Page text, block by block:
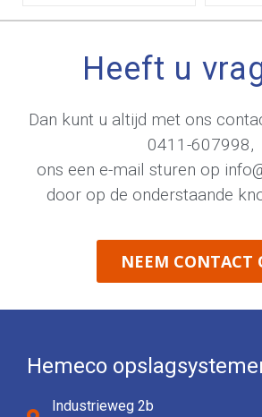
Heeft u
Dan kunt u altijd met ons
0411-607998,
ons een e-mail sturen op
door op de onderstaande
NEEM CONTACT
Hemeco
Industrieweg 2b